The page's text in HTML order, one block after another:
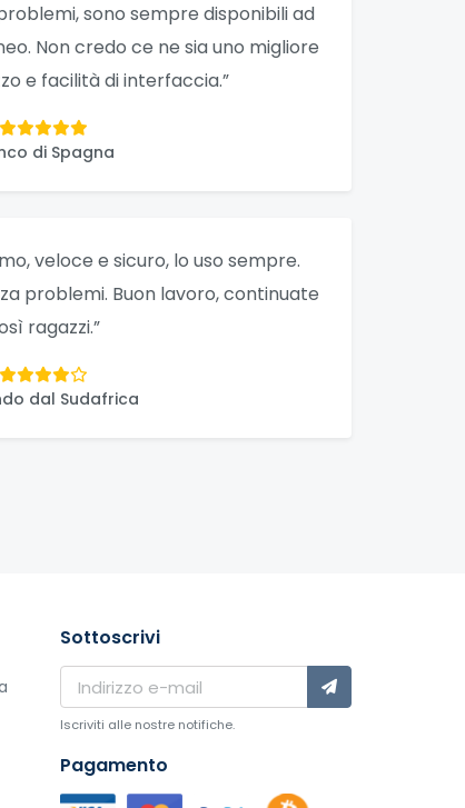
sono sempre disponibili ad
Non credo ce ne sia uno migliore
e facilità di interfaccia.”
di Spagna
veloce e sicuro, lo uso sempre.
problemi. Buon lavoro, continuate
ragazzi.”
dal Sudafrica
Sottoscrivi
Iscriviti alle nostre notifiche.
Pagamento